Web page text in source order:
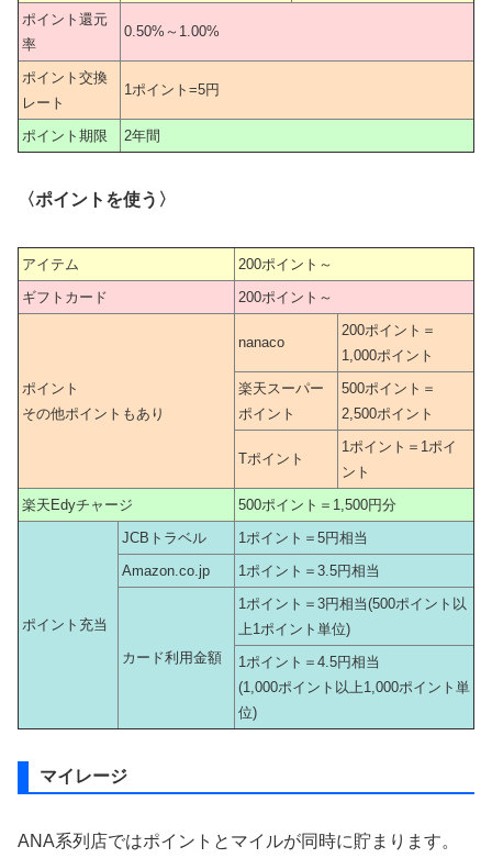
ポイント還元
率
0.50%～1.00%
ポイント交換
レート
1ポイント=5円
ポイント期限 2年間
〈ポイントを使う〉
アイテム
200ポイント～
ギフトカード
200ポイント～
ポイント
その他ポイントもあり
nanaco
200ポイント＝
1,000ポイント
楽天スーパー
ポイント
500ポイント＝
2,500ポイント
Tポイント
1ポイント＝1ポイ
ント
楽天Edyチャージ
500ポイント＝1,500円分
ポイント充当
JCBトラベル
1ポイント＝5円相当
Amazon.co.jp
1ポイント＝3.5円相当
カード利用金額
1ポイント＝3円相当(500ポイント以
上1ポイント単位)
1ポイント＝4.5円相当
(1,000ポイント以上1,000ポイント単
位)
マイレージ
ANA系列店ではポイントとマイルが同時に貯まります。